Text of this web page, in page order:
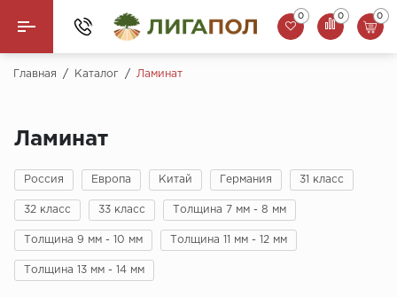
Назад
Паркетная доска
SPC Ламинат
Инженерная доска
0 0 0
Главная / Каталог / Ламинат
Ламинат
Россия Европа Китай Германия 31 класс
32 класс 33 класс Толщина 7 мм - 8 мм
Толщина 9 мм - 10 мм Толщина 11 мм - 12 мм
Толщина 13 мм - 14 мм